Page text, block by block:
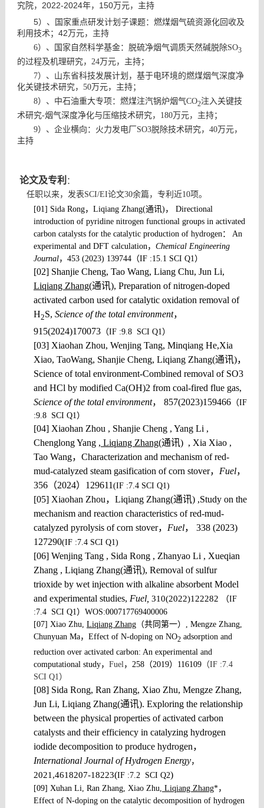
究院，2022-2024年，150万元，主持
5）、国家重点研发计划子课题：燃煤烟气硫资源化回收及
利用技术；42万元，主持
6）、国家自然科学基金：脱硫净烟气调质天然碱脱除SO3
的过程及机理研究， 24万元，主持；
7）、山东省科技发展计划，基于电环境的燃煤烟气深度净
化关键技术研究， 50万元，主持；
8）、中石油重大专项：燃煤注汽锅炉烟气CO2注入关键技
术研究-烟气深度净化与压缩技术研究， 180万元，主持；
9）、企业横向：火力发电厂SO3脱除技术研究， 40万元，
主持
论文及专利 ：
任职以来，发表SCI/EI论文30余篇，专利近10项。
[01] Sida Rong，Liqiang Zhang(通讯)， Directional
introduction of pyridine nitrogen functional groups in activated
carbon catalysts for the catalytic production of hydrogen： An
experimental and DFT calculation， Chemical Engineering
Journal，453 (2023) 139744（IF :15.1 SCI Q1）
[02] Shanjie Cheng, Tao Wang, Liang Chu, Jun Li,
Liqiang Zhang(通讯), Preparation of nitrogen-doped
activated carbon used for catalytic oxidation removal of
H2S, Science of the total environment，
915(2024)170073（IF :9.8 SCI Q1 ）
[03] Xiaohan Zhou, Wenjing Tang, Minqiang He,Xia
Xiao, TaoWang, Shanjie Cheng, Liqiang Zhang(通讯)，
Science of total environment-Combined removal of SO3
and HCl by modified Ca(OH)2 from coal-fired flue gas,
Science of the total environment， 857(2023)159466（IF
:9.8 SCI Q1 ）
[04] Xiaohan Zhou , Shanjie Cheng , Yang Li ,
Chenglong Yang , Liqiang Zhang(通讯) , Xia Xiao ,
Tao Wang， Characterization and mechanism of red-
mud-catalyzed steam gasification of corn stover， Fuel，
356（2024） 129611 (IF :7.4 SCI Q1)
[05] Xiaohan Zhou， Liqiang Zhang(通讯) ,Study on the
mechanism and reaction characteristics of red-mud-
catalyzed pyrolysis of corn stover， Fuel，
338 (2023)
127290(IF :7.4 SCI Q1)
[06] Wenjing Tang , Sida Rong , Zhanyao Li , Xueqian
Zhang , Liqiang Zhang(通讯), Removal of sulfur
trioxide by wet injection with alkaline absorbent Model
and experimental studies, Fuel, 310(2022)122282 （IF
:7.4 SCI Q1 ） WOS:000717769400006
[07] Xiao Zhu, Liqiang Zhang（共同第一）
, Mengze Zhang,
Chunyuan Ma， Effect of N-doping on NO2adsorption and
reduction over activated carbon: An experimental and
computational study， Fuel ， 258（2019） 116109（IF :7.4
SCI Q1 ）
[08] Sida Rong, Ran Zhang, Xiao Zhu, Mengze Zhang,
Jun Li, Liqiang Zhang(通讯). Exploring the relationship
between the physical properties of activated carbon
catalysts and their efficiency in catalyzing hydrogen
iodide decomposition to produce hydrogen，
International Journal of Hydrogen Energy，
2021,4618207-18223(IF :7.2 SCI Q2)
[09] Xuhan Li, Ran Zhang, Xiao Zhu, Liqiang Zhang*，
Effect of N-doping on the catalytic decomposition of hydrogen